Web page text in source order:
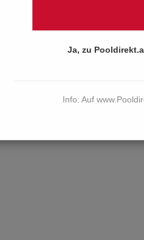
Ja, zu
Info: Auf